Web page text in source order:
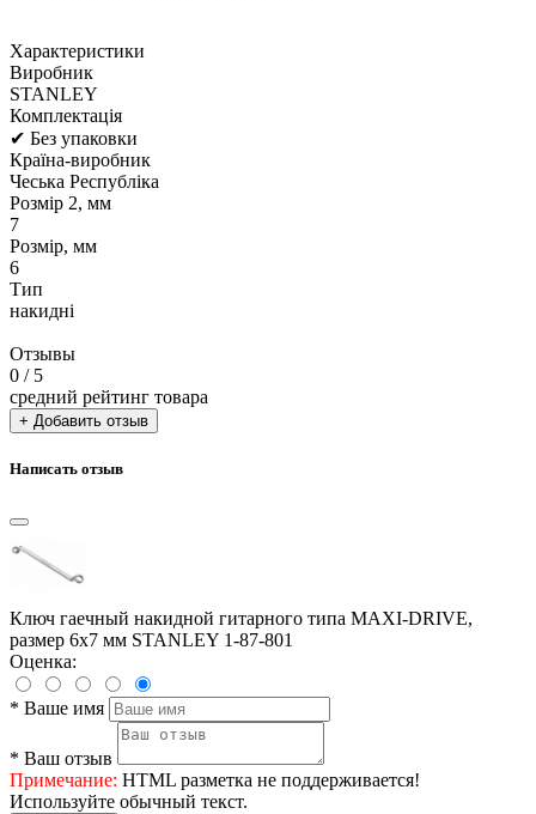
Характеристики
Виробник
STANLEY
Комплектація
✔ Без упаковки
Країна-виробник
Чеська Республіка
Розмір 2, мм
7
Розмір, мм
6
Тип
накидні
Отзывы
0 / 5
средний рейтинг товара
+ Добавить отзыв
Написать отзыв
Ключ гаечный накидной гитарного типа MAXI-DRIVE,
размер 6х7 мм STANLEY 1-87-801
Оценка:
* Ваше имя
* Ваш отзыв
Примечание: HTML разметка не поддерживается!
Используйте обычный текст.